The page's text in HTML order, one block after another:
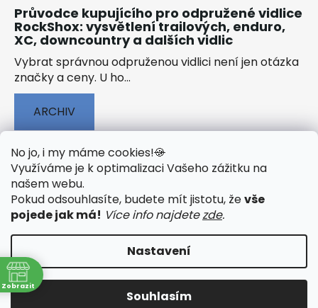
No jo, i my máme cookies!🍪
Využíváme je k optimalizaci Vašeho zážitku na
našem webu.
Pokud odsouhlasíte, budete mít jistotu, ževše
pojede jak má! Více info najdetezde.
Nastavení
Souhlasím
Průvodce kupujícího pro odpružené vidlice
RockShox: vysvětlení trailových, enduro,
XC, downcountry a dalších vidlic
Vybrat správnou odpruženou vidlici není jen otázka
značky a ceny. U ho...
ARCHIV
🟢 TECHNOLOGIE
🟢 O ELEKTROKOLECH
🟢 NÁVODY KE STAŽENÍ
Vytvořil Shoptet&PekneWeby
JumpSport.cz
Zobrazit